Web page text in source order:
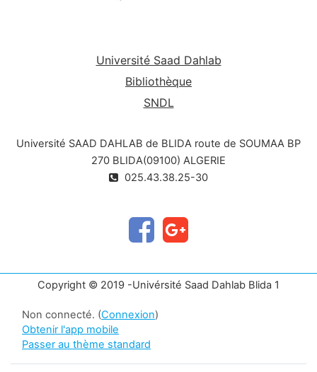
Université Saad Dahlab
Bibliothèque
SNDL
Université SAAD DAHLAB de BLIDA route de SOUMAA BP
270 BLIDA(09100) ALGERIE
025.43.38.25-30
Copyright © 2019 -Univérsité Saad Dahlab Blida 1
Non connecté. (Connexion)
Obtenir l'app mobile
Passer au thème standard